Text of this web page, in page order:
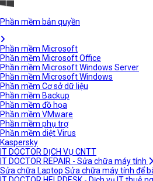
Phần mềm bản quyền
Phần mềm Microsoft
Phần mềm Microsoft Office
Phần mềm Microsoft Windows Server
Phần mềm Microsoft Windows
Phần mềm Cơ sở dữ liệu
Phần mềm Backup
Phần mềm đồ họa
Phần mềm VMware
Phần mềm phụ trợ
Phần mềm diệt Virus
Kaspersky
IT DOCTOR DỊCH VỤ CNTT
IT DOCTOR REPAIR - Sửa chữa máy tính
Sửa chữa Laptop Sửa chữa máy tính để